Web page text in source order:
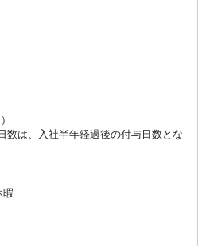
数は、入社半年経過後の付与日数とな
暇